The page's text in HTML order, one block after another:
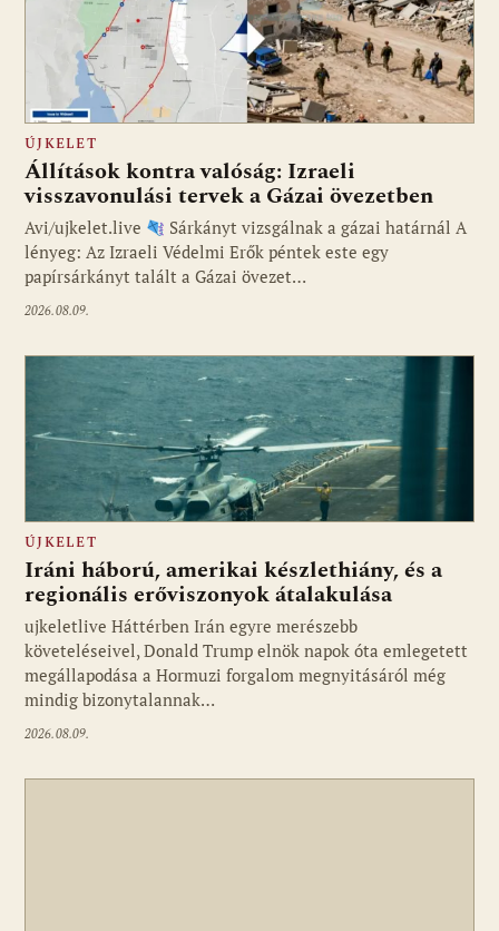
ÚJKELET
Állítások kontra valóság: Izraeli
visszavonulási tervek a Gázai övezetben
Avi/ujkelet.live
Sárkányt vizsgálnak a gázai határnál A
lényeg: Az Izraeli Védelmi Erők péntek este egy
papírsárkányt talált a Gázai övezet…
2026.08.09.
Fotó: ujkelet.live
ÚJKELET
Iráni háború, amerikai készlethiány, és a
regionális erőviszonyok átalakulása
ujkeletlive Háttérben Irán egyre merészebb
követeléseivel, Donald Trump elnök napok óta emlegetett
megállapodása a Hormuzi forgalom megnyitásáról még
mindig bizonytalannak…
2026.08.09.